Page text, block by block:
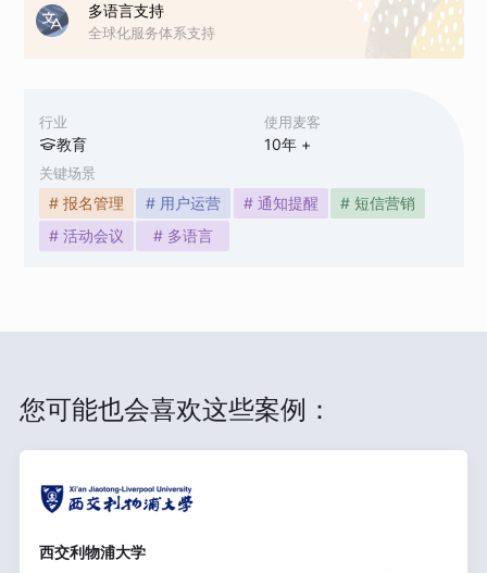
行业
教育
使用麦客
10年 +
关键场景
# 报名管理 # 用户运营 # 通知提醒
# 短信营销
# 活动会议
# 多语言
多语言支持
全球化服务体系支持
您可能也会喜欢这些案例：
西交利物浦大学